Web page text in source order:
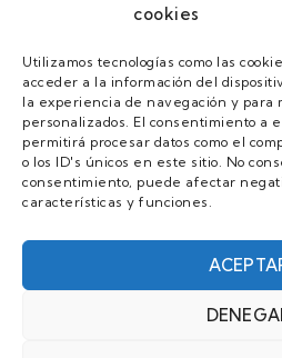
cookies
Utilizamos tecnologías como las
acceder a la información del
la experiencia de navegación y para
personalizados. El consentimiento a
permitirá procesar datos como el
o los ID's únicos en este sitio. No
consentimiento, puede afectar
características y funciones.
+34 638765829
MENU
Quienes Somos
Guias
Contacto
Únete